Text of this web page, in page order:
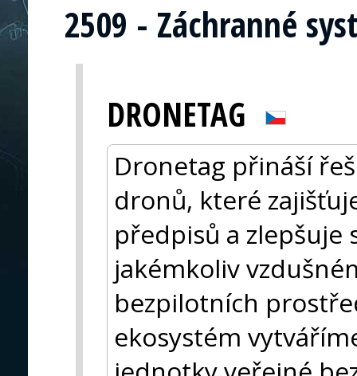
2509 - Záchranné
DRONETAG
Dronetag přináší
dronů, které
předpisů a zlepšuje
jakémkoliv
bezpilotních
ekosystém